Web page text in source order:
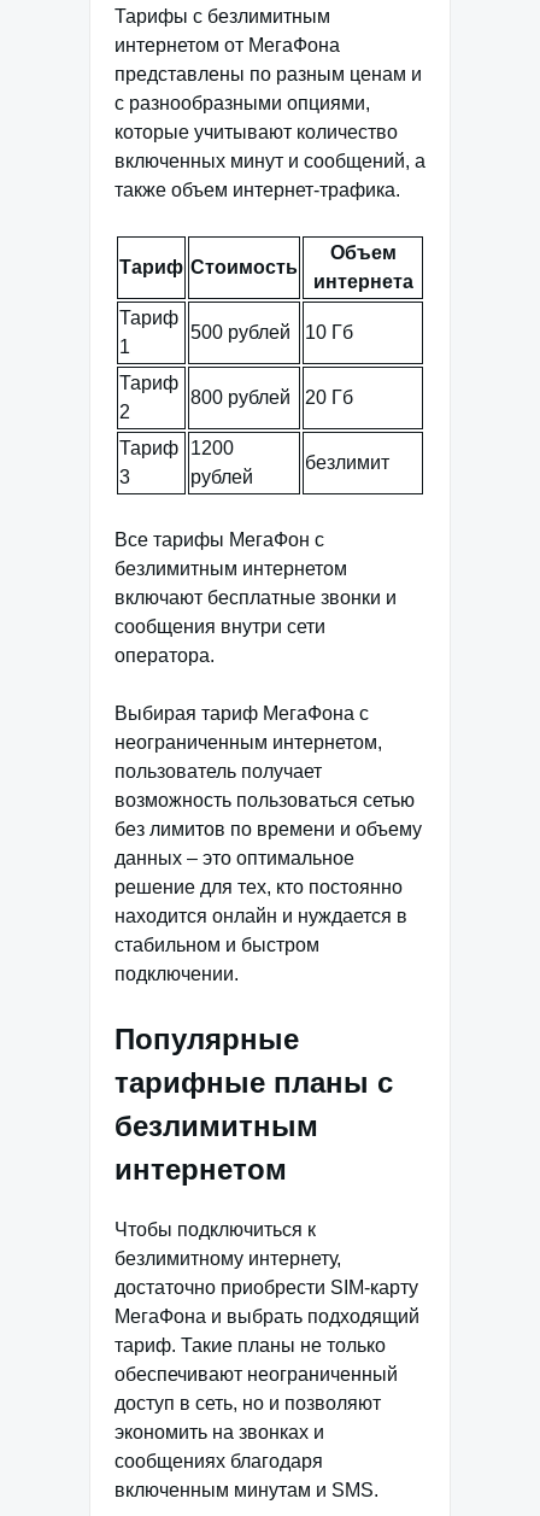
Тарифы с безлимитным
интернетом от МегаФона
представлены по разным ценам и
с разнообразными опциями,
которые учитывают количество
включенных минут и сообщений, а
также объем интернет-трафика.
Тариф Стоимость
Объем
интернета
Тариф
1
500 рублей 10 Гб
Тариф
2
800 рублей 20 Гб
Тариф
3
1200
рублей
безлимит
Все тарифы МегаФон с
безлимитным интернетом
включают бесплатные звонки и
сообщения внутри сети
оператора.
Выбирая тариф МегаФона с
неограниченным интернетом,
пользователь получает
возможность пользоваться сетью
без лимитов по времени и объему
данных – это оптимальное
решение для тех, кто постоянно
находится онлайн и нуждается в
стабильном и быстром
подключении.
Популярные
тарифные планы с
безлимитным
интернетом
Чтобы подключиться к
безлимитному интернету,
достаточно приобрести SIM-карту
МегаФона и выбрать подходящий
тариф. Такие планы не только
обеспечивают неограниченный
доступ в сеть, но и позволяют
экономить на звонках и
сообщениях благодаря
включенным минутам и SMS.